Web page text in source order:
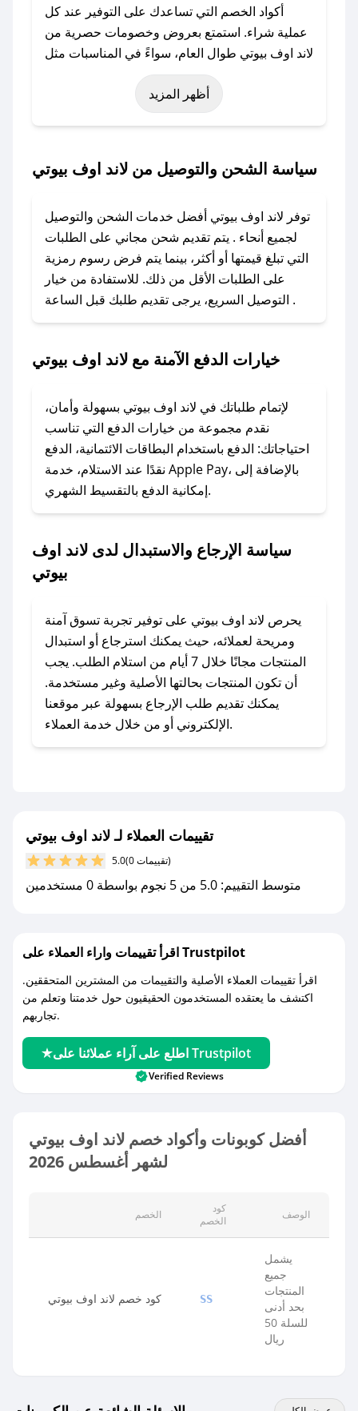
أكواد الخصم التي تساعدك على التوفير عند كل
عملية شراء. استمتع بعروض وخصومات حصرية من
لاند اوف بيوتي طوال العام، سواءً في المناسبات مثل
عيد الفطر، عيد الأضحى، الجمعة البيضاء (شهر
نوفمبر)، رمضان، اليوم الوطني، يوم التأسيس، أو
حتى عروض خاصة أخرى.
باستخدام تطبيق صحصح، يمكنك العثور بسهولة على
الكوبون، تواصل معنا عبر تويتر أو البريد الإلكتروني
لإضافته بسرعة.
### كيفية استخدام كود خصم لاند اوف بيوتي؟
1. انسخ كود الخصم من تطبيق صحصح.
2. الصقه في خانة الدفع عند التسوق من لاند اوف
لا تقلق! يمكنك التواصل مع فريق دعم صحصح عبر
الرسائل الخاصة على تويتر أو البريد الإلكتروني،
وسنقوم بحل المشكلة في أسرع وقت ممكن.
### ماذا أفعل إذا لم أجد كود خصم لمتجري
المفضل؟
مراسلتنا مباشرة وسنعمل على توفير الكوبونات في
أسرع وقت ممكن.
### كيف تحصل على كوبونات خصم حصرية من لاند
اوف بيوتي؟
للحصول على كوبونات وخصومات حصرية، قم بما
يلي:
- اضغط على أيقونة متابعة لمتجر لاند اوف بيوتي في
تطبيق صحصح.
مع صحصح، تسوق بذكاء ووفّر على كل مشترياتك مع
أظهر المزيد
سياسة الشحن والتوصيل من لاند اوف بيوتي
توفر لاند اوف بيوتي أفضل خدمات الشحن والتوصيل
لجميع أنحاء . يتم تقديم شحن مجاني على الطلبات
التي تبلغ قيمتها أو أكثر، بينما يتم فرض رسوم رمزية
على الطلبات الأقل من ذلك. للاستفادة من خيار
التوصيل السريع، يرجى تقديم طلبك قبل الساعة .
خيارات الدفع الآمنة مع لاند اوف بيوتي
لإتمام طلباتك في لاند اوف بيوتي بسهولة وأمان،
نقدم مجموعة من خيارات الدفع التي تناسب
احتياجاتك: الدفع باستخدام البطاقات الائتمانية، الدفع
نقدًا عند الاستلام، خدمة Apple Pay، بالإضافة إلى
إمكانية الدفع بالتقسيط الشهري.
سياسة الإرجاع والاستبدال لدى لاند اوف
بيوتي
يحرص لاند اوف بيوتي على توفير تجربة تسوق آمنة
ومريحة لعملائه، حيث يمكنك استرجاع أو استبدال
المنتجات مجانًا خلال 7 أيام من استلام الطلب. يجب
أن تكون المنتجات بحالتها الأصلية وغير مستخدمة.
يمكنك تقديم طلب الإرجاع بسهولة عبر موقعنا
الإلكتروني أو من خلال خدمة العملاء.
تقييمات العملاء لـ لاند اوف بيوتي
5.0 (0 تقييمات)
متوسط التقييم: 5.0 من 5 نجوم بواسطة 0 مستخدمين
اقرأ تقييمات واراء العملاء على Trustpilot
اقرأ تقييمات العملاء الأصلية والتقييمات من المشترين المتحققين.
اكتشف ما يعتقده المستخدمون الحقيقيون حول خدمتنا وتعلم من
تجاربهم.
اطلع على آراء عملائنا على Trustpilot
Verified Reviews
أفضل كوبونات وأكواد خصم لاند اوف بيوتي
لشهر أغسطس 2026
الخصم
كود
الخصم
الوصف
كود خصم لاند اوف بيوتي SS
يشمل
جميع
المنتجات
بحد أدنى
للسلة 50
ريال